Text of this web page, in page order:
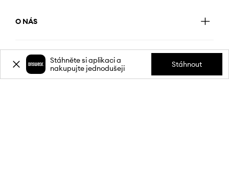
O NÁS
INFORMACEStáhněte si aplikaci a
nakupujte jednodušeji
Stáhnout